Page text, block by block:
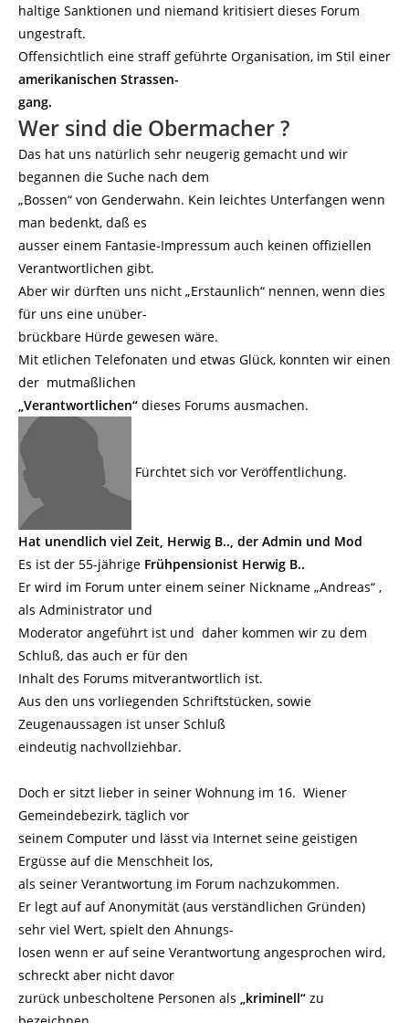
haltige Sanktionen und niemand kritisiert dieses Forum
ungestraft.
Offensichtlich eine straff geführte Organisation, im Stil einer
amerikanischen Strassen-
gang.
Wer sind die Obermacher ?
Das hat uns natürlich sehr neugerig gemacht und wir
begannen die Suche nach dem
„Bossen“ von Genderwahn. Kein leichtes Unterfangen wenn
man bedenkt, daß es
ausser einem Fantasie-Impressum auch keinen offiziellen
Verantwortlichen gibt.
Aber wir dürften uns nicht „Erstaunlich“ nennen, wenn dies
für uns eine unüber-
brückbare Hürde gewesen wäre.
Mit etlichen Telefonaten und etwas Glück, konnten wir einen
der mutmaßlichen
„Verantwortlichen“ dieses Forums ausmachen.
Fürchtet sich vor Veröffentlichung.
Hat unendlich viel Zeit, Herwig B.., der Admin und Mod
Es ist der 55-jährige Frühpensionist Herwig B..
Er wird im Forum unter einem seiner Nickname „Andreas“ ,
als Administrator und
Moderator angeführt ist und daher kommen wir zu dem
Schluß, das auch er für den
Inhalt des Forums mitverantwortlich ist.
Aus den uns vorliegenden Schriftstücken, sowie
Zeugenaussagen ist unser Schluß
eindeutig nachvollziehbar.
Doch er sitzt lieber in seiner Wohnung im 16. Wiener
Gemeindebezirk, täglich vor
seinem Computer und lässt via Internet seine geistigen
Ergüsse auf die Menschheit los,
als seiner Verantwortung im Forum nachzukommen.
Er legt auf auf Anonymität (aus verständlichen Gründen)
sehr viel Wert, spielt den Ahnungs-
losen wenn er auf seine Verantwortung angesprochen wird,
schreckt aber nicht davor
zurück unbescholtene Personen als „kriminell“ zu